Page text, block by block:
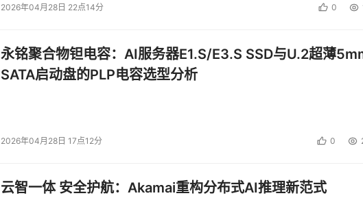
2026年04月28日 22点14分 0
永铭聚合物钽电容：AI服务器E1.S/E3.S SSD与U.2超薄
SATA启动盘的PLP电容选型分析
2026年04月28日 17点12分 0
云智一体 安全护航：Akamai重构分布式AI推理新范式